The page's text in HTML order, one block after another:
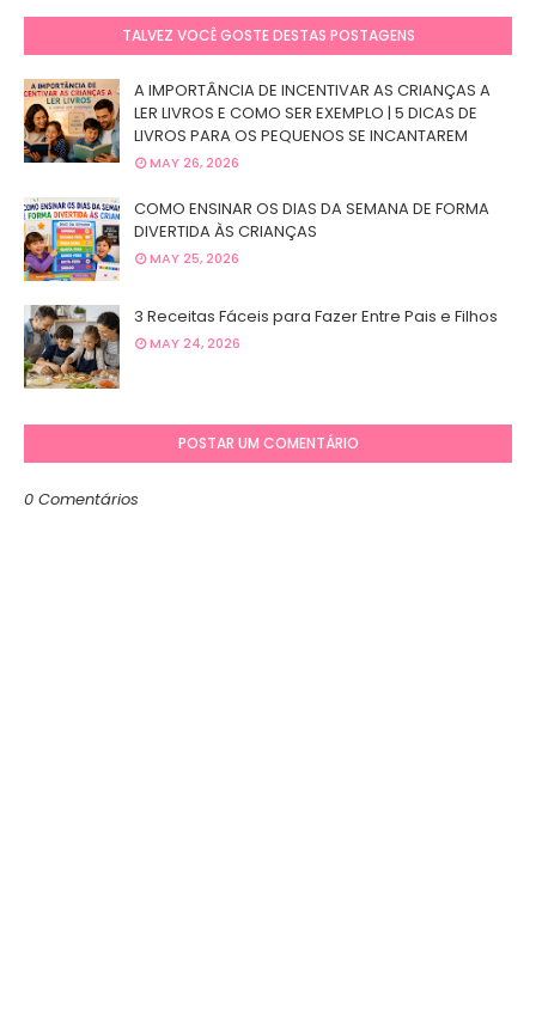
TALVEZ VOCÊ GOSTE DESTAS POSTAGENS
A IMPORTÂNCIA DE INCENTIVAR AS CRIANÇAS A
LER LIVROS E COMO SER EXEMPLO | 5 DICAS DE
LIVROS PARA OS PEQUENOS SE INCANTAREM
MAY 26, 2026
COMO ENSINAR OS DIAS DA SEMANA DE FORMA
DIVERTIDA ÀS CRIANÇAS
MAY 25, 2026
3 Receitas Fáceis para Fazer Entre Pais e Filhos
MAY 24, 2026
POSTAR UM COMENTÁRIO
0 Comentários